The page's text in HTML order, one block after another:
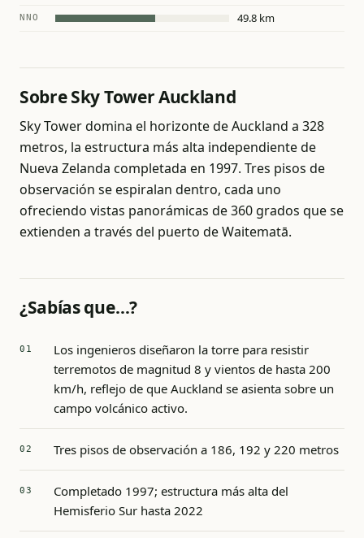
NNO 49.8 km
Sobre Sky Tower Auckland
Sky Tower domina el horizonte de Auckland a 328
metros, la estructura más alta independiente de
Nueva Zelanda completada en 1997. Tres pisos de
observación se espiralan dentro, cada uno
ofreciendo vistas panorámicas de 360 grados que se
extienden a través del puerto de Waitematā.
¿Sabías que…?
Los ingenieros diseñaron la torre para resistir
terremotos de magnitud 8 y vientos de hasta 200
km/h, reflejo de que Auckland se asienta sobre un
campo volcánico activo.
Tres pisos de observación a 186, 192 y 220 metros
Completado 1997; estructura más alta del
Hemisferio Sur hasta 2022